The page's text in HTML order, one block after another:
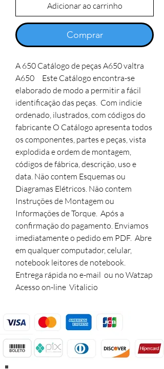
Adicionar ao carrinho
Comprar
A 650 Catálogo de peças A650 valtra
A650 Este Catálogo encontra-se
elaborado de modo a permitir a fácil
identificação das peças. Com indicie
ordenado, ilustrados, com códigos do
fabricante O Catálogo apresenta todos
os componentes, partes e peças, vista
explodida e ordem de montagem,
códigos de fábrica, descrição, uso e
data. Não contem Esquemas ou
Diagramas Elétricos. Não contem
Instruções de Montagem ou
Informações de Torque. Após a
confirmação do pagamento. Enviamos
imediatamente o pedido em PDF. Abre
em qualquer computador, celular,
notebook leitores de notebook.
Entrega rápida no e-mail ou no Watzap
Acesso on-line Vitalicio